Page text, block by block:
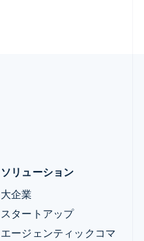
ソリューション
大企業
スタートアップ
エージェンティックコマ